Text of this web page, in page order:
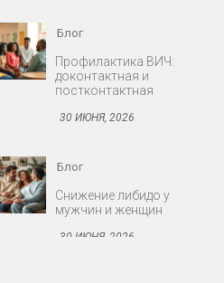
Блог
Профилактика ВИЧ:
доконтактная и
постконтактная
30 ИЮНЯ, 2026
Блог
Снижение либидо у
мужчин и женщин
30 ИЮНЯ, 2026